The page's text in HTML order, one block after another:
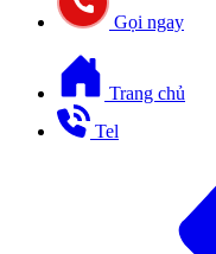
Gọi ngay
Trang chủ
Tel